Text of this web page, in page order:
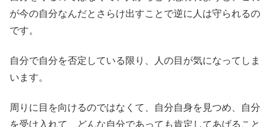
が今の自分なんだとさらけ出すことで逆に人は守られるの
です。
自分で自分を否定している限り、人の目が気になってしま
います。
周りに目を向けるのではなくて、自分自身を見つめ、自分
を受け入れて、どんな自分であっても肯定してあげること